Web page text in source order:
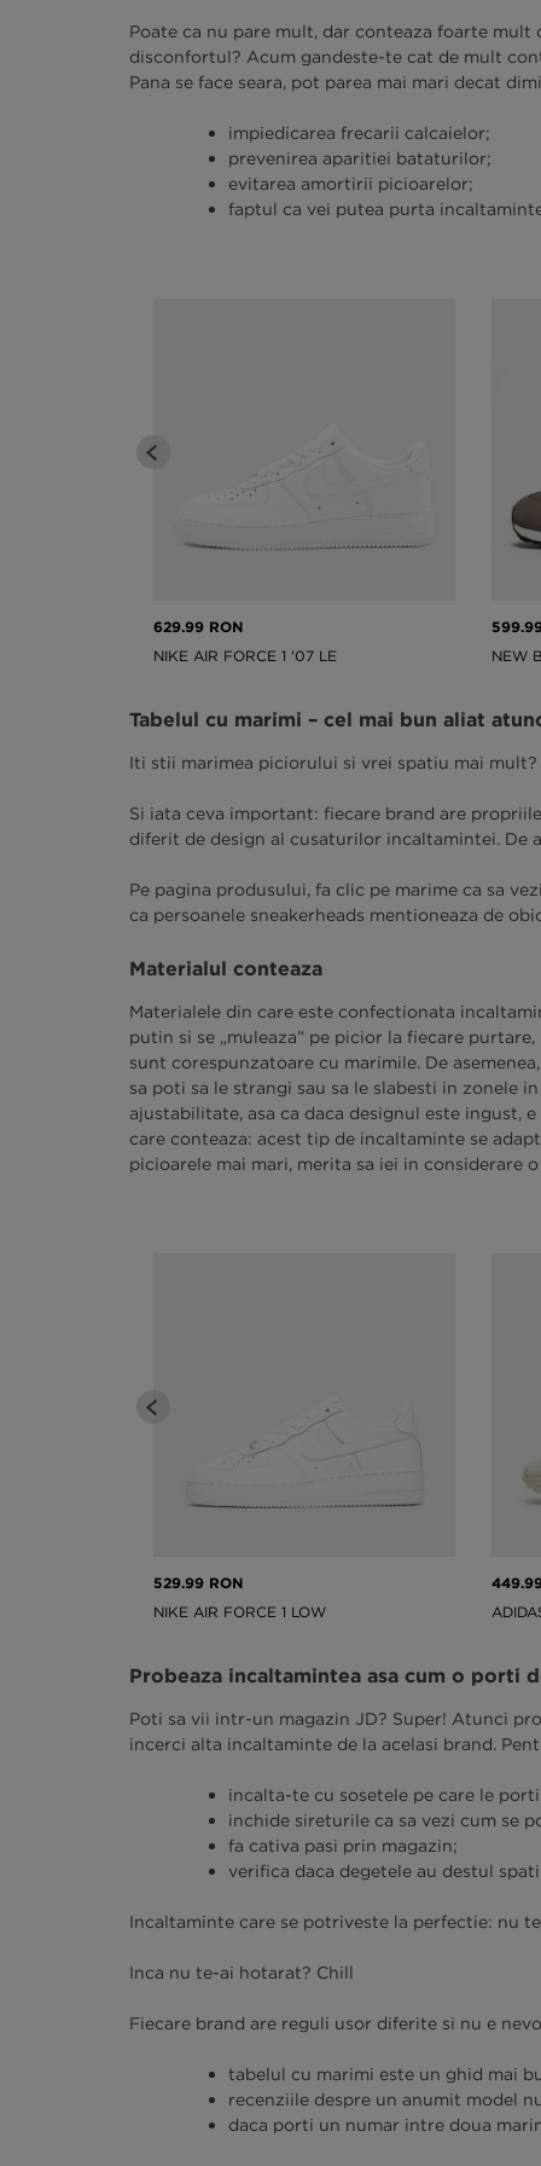
Poate ca nu pare mult, dar conteaza foarte
disconfortul? Acum gandeste-te cat de mult
Pana se face seara, pot parea mai mari decat
impiedicarea frecarii calcaielor;
prevenirea aparitiei bataturilor;
evitarea amortirii picioarelor;
faptul ca vei putea purta
629.99 RON
NIKE AIR FORCE 1 '07 LE NEW
Tabelul cu marimi – cel mai bun aliat
Iti stii marimea piciorului si vrei spatiu mai
Si iata ceva important: fiecare brand are
diferit de design al cusaturilor incaltamintei. De
Pe pagina produsului, fa clic pe marime ca sa
ca persoanele sneakerheads mentioneaza de
Materialul conteaza
Materialele din care este confectionata
putin si se „muleaza” pe picior la fiecare
sunt corespunzatoare cu marimile. De
sa poti sa le strangi sau sa le slabesti in zonele
ajustabilitate, asa ca daca designul este ingust,
care conteaza: acest tip de incaltaminte se
picioarele mai mari, merita sa iei in considerare
529.99 RON
NIKE AIR FORCE 1 LOW
Probeaza incaltamintea asa cum o porti
Poti sa vii intr-un magazin JD? Super! Atunci
incerci alta incaltaminte de la acelasi brand.
incalta-te cu sosetele pe care le
inchide sireturile ca sa vezi cum se
fa cativa pasi prin magazin;
verifica daca degetele au destul
Incaltaminte care se potriveste la perfectie: nu
Inca nu te-ai hotarat? Chill
Fiecare brand are reguli usor diferite si nu e
tabelul cu marimi este un ghid mai
recenziile despre un anumit model
daca porti un numar intre doua